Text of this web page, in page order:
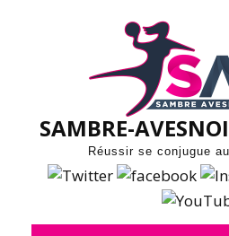
SAMBRE-
Réussir se conjugue